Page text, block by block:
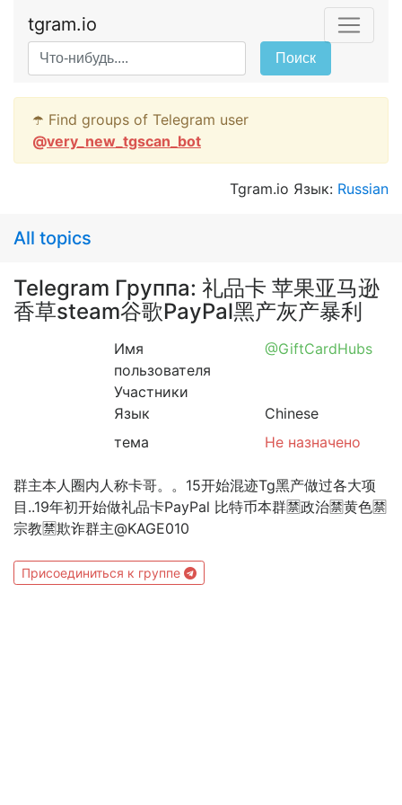
tgram.io
Поиск
☂️ Find groups of Telegram user
@very_new_tgscan_bot
Tgram.io Язык: Russian
All topics
Telegram Группа: 礼品卡 苹果亚马逊
香草steam谷歌PayPal黑产灰产暴利
Имя
пользователя
@GiftCardHubs
Участники
Язык
Chinese
тема
Не назначено
群主本人圈内人称卡哥。。15开始混迹Tg黑产做过各大项
目..19年初开始做礼品卡PayPal 比特币本群🈲️政治🈲️黄色🈲️
宗教🈲️欺诈群主@KAGE010
Присоединиться к группе